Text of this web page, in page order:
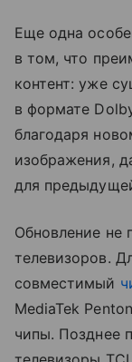
Еще одна
в том, что
контент: уже
в формате
благодаря
изображения,
для
Обновление не
телевизоров.
совместимый
MediaTek
чипы. Позднее